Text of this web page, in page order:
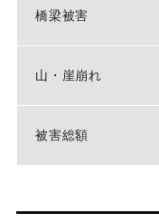
橋梁被害
山・崖崩れ
被害総額